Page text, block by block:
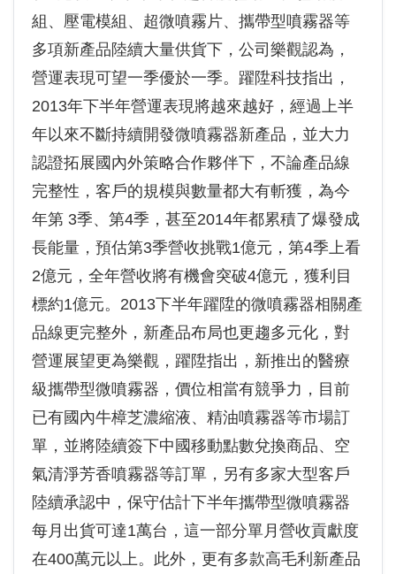
組、壓電模組、超微噴霧片、攜帶型噴霧器等
多項新產品陸續大量供貨下，公司樂觀認為，
營運表現可望一季優於一季。躍陞科技指出，
2013年下半年營運表現將越來越好，經過上半
年以來不斷持續開發微噴霧器新產品，並大力
認證拓展國內外策略合作夥伴下，不論產品線
完整性，客戶的規模與數量都大有斬獲，為今
年第 3季、第4季，甚至2014年都累積了爆發成
長能量，預估第3季營收挑戰1億元，第4季上看
2億元，全年營收將有機會突破4億元，獲利目
標約1億元。2013下半年躍陞的微噴霧器相關產
品線更完整外，新產品布局也更趨多元化，對
營運展望更為樂觀，躍陞指出，新推出的醫療
級攜帶型微噴霧器，價位相當有競爭力，目前
已有國內牛樟芝濃縮液、精油噴霧器等市場訂
單，並將陸續簽下中國移動點數兌換商品、空
氣清淨芳香噴霧器等訂單，另有多家大型客戶
陸續承認中，保守估計下半年攜帶型微噴霧器
每月出貨可達1萬台，這一部分單月營收貢獻度
在400萬元以上。此外，更有多款高毛利新產品